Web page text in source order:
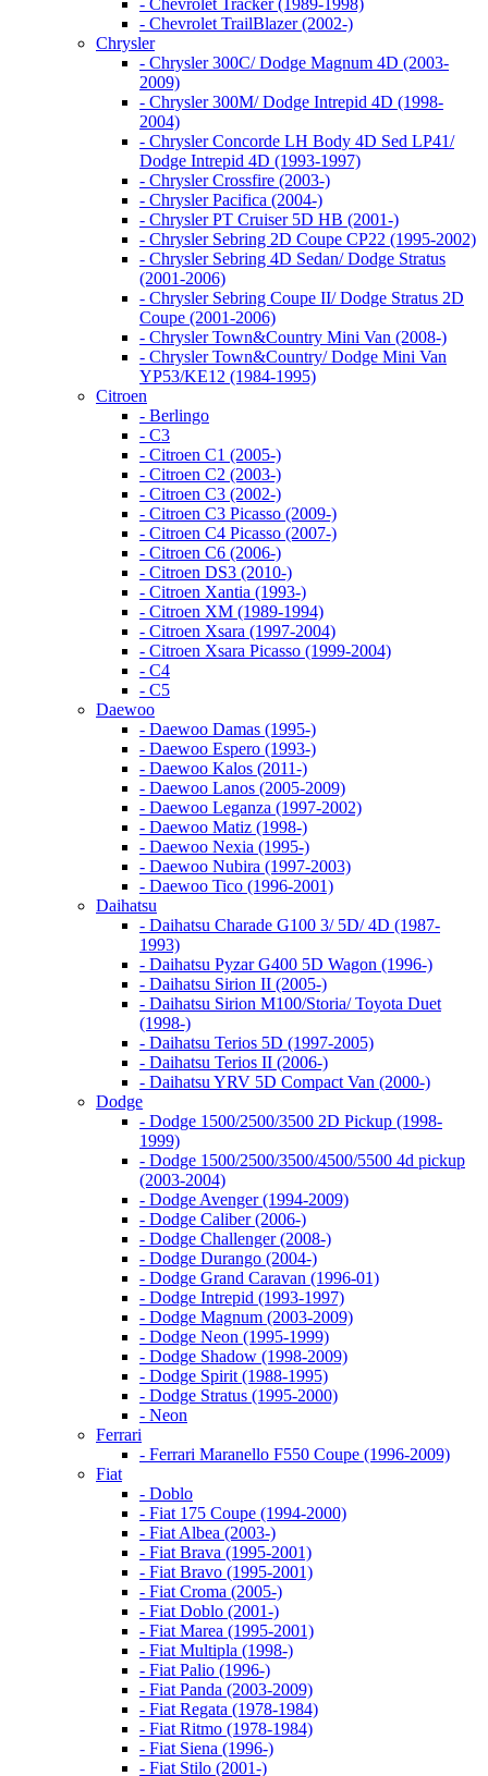
- Chevrolet Tracker (1989-1998)
- Chevrolet TrailBlazer (2002-)
Chrysler
- Chrysler 300C/ Dodge Magnum 4D (2003-
2009)
- Chrysler 300M/ Dodge Intrepid 4D (1998-
2004)
- Chrysler Concorde LH Body 4D Sed LP41/
Dodge Intrepid 4D (1993-1997)
- Chrysler Crossfire (2003-)
- Chrysler Pacifica (2004-)
- Chrysler PT Cruiser 5D HB (2001-)
- Chrysler Sebring 2D Coupe CP22 (1995-2002)
- Chrysler Sebring 4D Sedan/ Dodge Stratus
(2001-2006)
- Chrysler Sebring Coupe II/ Dodge Stratus 2D
Coupe (2001-2006)
- Chrysler Town&Country Mini Van (2008-)
- Chrysler Town&Country/ Dodge Mini Van
YP53/KE12 (1984-1995)
Citroen
- Berlingo
- C3
- Citroen C1 (2005-)
- Citroen C2 (2003-)
- Citroen C3 (2002-)
- Citroen C3 Picasso (2009-)
- Citroen C4 Picasso (2007-)
- Citroen C6 (2006-)
- Citroen DS3 (2010-)
- Citroen Xantia (1993-)
- Citroen XM (1989-1994)
- Citroen Xsara (1997-2004)
- Citroen Xsara Picasso (1999-2004)
- С4
- С5
Daewoo
- Daewoo Damas (1995-)
- Daewoo Espero (1993-)
- Daewoo Kalos (2011-)
- Daewoo Lanos (2005-2009)
- Daewoo Leganza (1997-2002)
- Daewoo Matiz (1998-)
- Daewoo Nexia (1995-)
- Daewoo Nubira (1997-2003)
- Daewoo Tico (1996-2001)
Daihatsu
- Daihatsu Charade G100 3/ 5D/ 4D (1987-
1993)
- Daihatsu Pyzar G400 5D Wagon (1996-)
- Daihatsu Sirion II (2005-)
- Daihatsu Sirion M100/Storia/ Toyota Duet
(1998-)
- Daihatsu Terios 5D (1997-2005)
- Daihatsu Terios II (2006-)
- Daihatsu YRV 5D Compact Van (2000-)
Dodge
- Dodge 1500/2500/3500 2D Pickup (1998-
1999)
- Dodge 1500/2500/3500/4500/5500 4d pickup
(2003-2004)
- Dodge Avenger (1994-2009)
- Dodge Caliber (2006-)
- Dodge Challenger (2008-)
- Dodge Durango (2004-)
- Dodge Grand Caravan (1996-01)
- Dodge Intrepid (1993-1997)
- Dodge Magnum (2003-2009)
- Dodge Neon (1995-1999)
- Dodge Shadow (1998-2009)
- Dodge Spirit (1988-1995)
- Dodge Stratus (1995-2000)
- Neon
Ferrari
- Ferrari Maranello F550 Coupe (1996-2009)
Fiat
- Doblo
- Fiat 175 Coupe (1994-2000)
- Fiat Albea (2003-)
- Fiat Brava (1995-2001)
- Fiat Bravo (1995-2001)
- Fiat Croma (2005-)
- Fiat Doblo (2001-)
- Fiat Marea (1995-2001)
- Fiat Multipla (1998-)
- Fiat Palio (1996-)
- Fiat Panda (2003-2009)
- Fiat Regata (1978-1984)
- Fiat Ritmo (1978-1984)
- Fiat Siena (1996-)
- Fiat Stilo (2001-)